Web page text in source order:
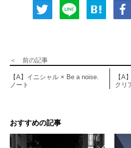
＜ 前の記事
【A】イニシャル × Be a noise.
ノート
【A
クリ
おすすめの記事